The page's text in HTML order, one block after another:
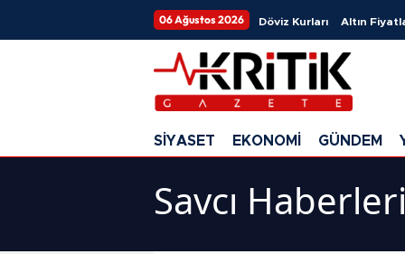
06 Ağustos 2026 Döviz Kurları Altın
SİYASET EKONOMİ GÜNDEM
Savcı Haberleri